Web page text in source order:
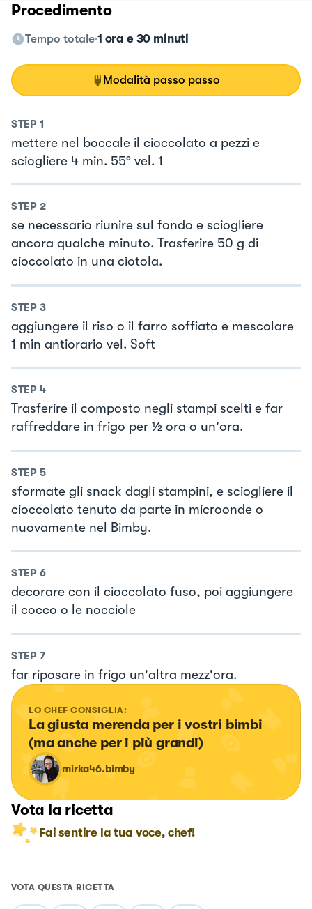
Procedimento
Tempo totale 1 ora e 30 minuti
Modalità passo passo
STEP 1
mettere nel boccale il cioccolato a pezzi e
sciogliere 4 min. 55° vel. 1
STEP 2
se necessario riunire sul fondo e sciogliere
ancora qualche minuto. Trasferire 50 g di
cioccolato in una ciotola.
STEP 3
aggiungere il riso o il farro soffiato e mescolare
1 min antiorario vel. Soft
STEP 4
Trasferire il composto negli stampi scelti e far
raffreddare in frigo per ½ ora o un'ora.
STEP 5
sformate gli snack dagli stampini, e sciogliere il
cioccolato tenuto da parte in microonde o
nuovamente nel Bimby.
STEP 6
decorare con il cioccolato fuso, poi aggiungere
il cocco o le nocciole
STEP 7
far riposare in frigo un'altra mezz'ora.
LO CHEF CONSIGLIA:
La giusta merenda per i vostri bimbi
(ma anche per i più grandi)
mirka46.bimby
Vota la ricetta
Fai sentire la tua voce, chef!
VOTA QUESTA RICETTA